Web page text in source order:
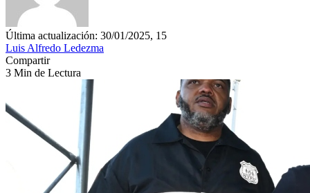
Última actualización: 30/01/2025, 15
Luis Alfredo Ledezma
Compartir
3 Min de Lectura